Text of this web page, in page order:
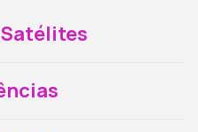
Satélites